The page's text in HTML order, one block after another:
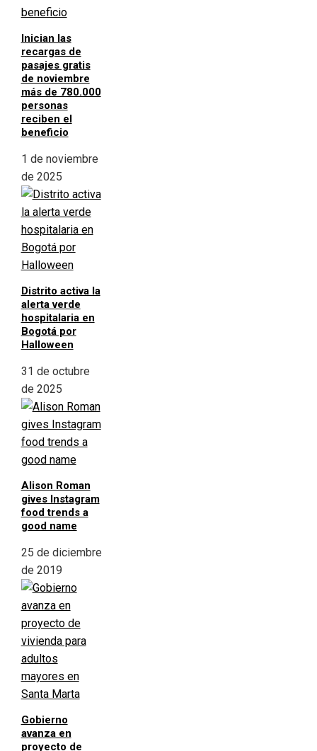
Inician las
recargas de
pasajes gratis
de noviembre
más de 780.000
personas
reciben el
beneficio
1 de noviembre
de 2025
Distrito activa la
alerta verde
hospitalaria en
Bogotá por
Halloween
31 de octubre
de 2025
Alison Roman
gives Instagram
food trends a
good name
25 de diciembre
de 2019
Gobierno
avanza en
proyecto de